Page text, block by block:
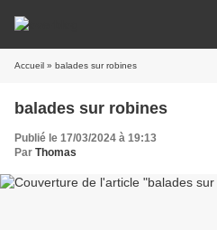
Accueil » balades sur robines
balades sur robines
Publié le 17/03/2024 à 19:13
Par Thomas